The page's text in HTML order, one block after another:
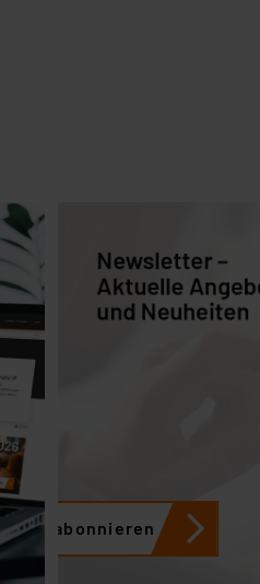
Jetzt abonnieren